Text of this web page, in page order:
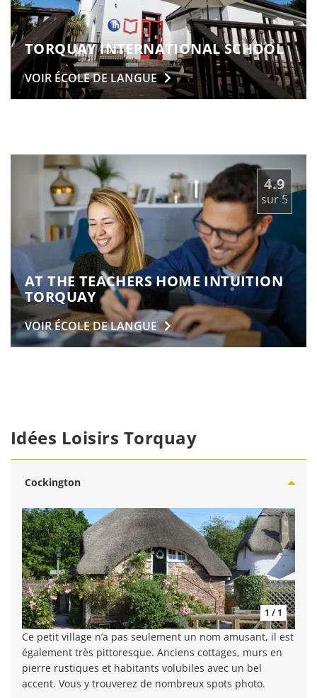
TORQUAY INTERNATIONAL SCHOOL
VOIR ÉCOLE DELANGUE
AT THE TEACHERS HOME INTUITION
TORQUAY
VOIR ÉCOLE DELANGUE
4.9
sur5
Idées Loisirs Torquay
Cockington
1 / 1
Ce petit village n’a pas seulement un nom amusant, il est
également très pittoresque. Anciens cottages, murs en
pierre rustiques et habitants volubiles avec un bel
accent. Vous y trouverez de nombreux spots photo.